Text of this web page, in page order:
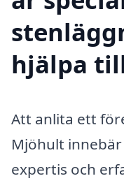
hjälpa
Att anlita ett
Mjöhult
expertis och